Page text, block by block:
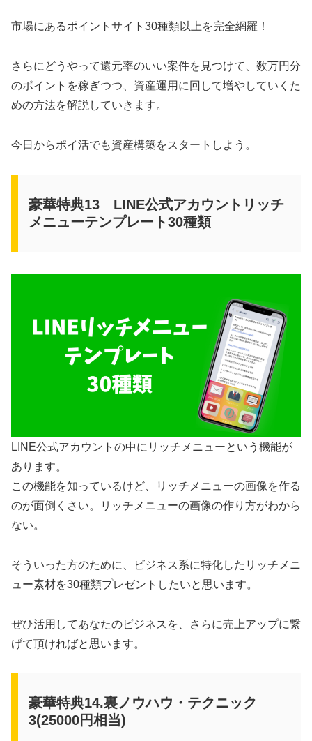
市場にあるポイントサイト30種類以上を完全網羅！
さらにどうやって還元率のいい案件を見つけて、数万円分
のポイントを稼ぎつつ、資産運用に回して増やしていくた
めの方法を解説していきます。
今日からポイ活でも資産構築をスタートしよう。
豪華特典13 LINE公式アカウントリッチ
メニューテンプレート30種類
LINE公式アカウントの中にリッチメニューという機能が
あります。
この機能を知っているけど、リッチメニューの画像を作る
のが面倒くさい。リッチメニューの画像の作り方がわから
ない。
そういった方のために、ビジネス系に特化したリッチメニ
ュー素材を30種類プレゼントしたいと思います。
ぜひ活用してあなたのビジネスを、さらに売上アップに繋
げて頂ければと思います。
豪華特典14.裏ノウハウ・テクニック
3(25000円相当)